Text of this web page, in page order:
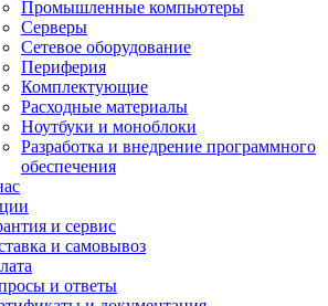
Промышленные компьютеры
Серверы
Сетевое оборудование
Периферия
Комплектующие
Расходные материалы
Ноутбуки и моноблоки
Разработка и внедрение программного
обеспечения
и сервис
и самовывоз
и ответы